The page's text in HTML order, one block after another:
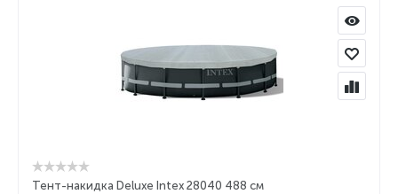
Тент-накидка Deluxe Intex 28040 488 см